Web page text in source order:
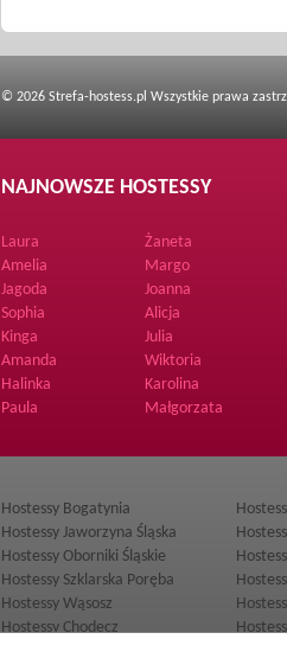
© 2026 Strefa-hostess.pl Wszystkie prawa
NAJNOWSZE HOSTESSY
Laura Żaneta
Amelia
Margo
Jagoda
Joanna
Sophia
Alicja
Kinga
Julia
Amanda
Wiktoria
Halinka
Karolina
Paula
Małgorzata
Hostessy Bogatynia
Hostessy Jaworzyna Śląska
Hostessy Oborniki Śląskie
Hostessy Szklarska Poręba
Hostessy Wąsosz
Hostessy Chodecz